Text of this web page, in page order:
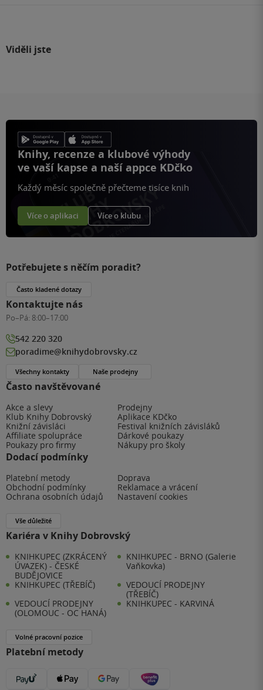
Viděli jste
Knihy, recenze a klubové výhody
ve vaší kapse a naší appce KDčko
Každý měsíc společně přečteme tisíce knih
Více o aplikaci Více o klubu
Často navštěvované
Akce a slevy
Prodejny
Klub Knihy Dobrovský
Aplikace KDčko
Knižní závisláci
Festival knižních závisláků
Affiliate spolupráce
Dárkové poukazy
Poukazy pro firmy
Nákupy pro školy
Dodací podmínky
Platební metody
Doprava
Obchodní podmínky
Reklamace a vrácení
Ochrana osobních údajů
Nastavení cookies
Vše důležité
Kariéra v Knihy Dobrovský
KNIHKUPEC (ZKRÁCENÝ
ÚVAZEK) - ČESKÉ
BUDĚJOVICE
KNIHKUPEC - BRNO (Galerie
Vaňkovka)
KNIHKUPEC (TŘEBÍČ)
VEDOUCÍ PRODEJNY
(TŘEBÍČ)
VEDOUCÍ PRODEJNY
(OLOMOUC - OC HANÁ)
KNIHKUPEC - KARVINÁ
Volné pracovní pozice
Platební metody
Potřebujete s něčím poradit?
Často kladené dotazy
Kontaktujte nás
Po–Pá: 8:00–17:00
542 220 320
poradime@knihydobrovsky.cz
Všechny kontakty Naše prodejny